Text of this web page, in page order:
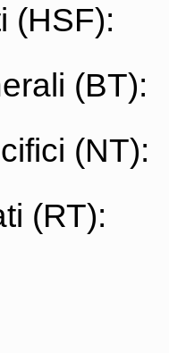
(HSF):
(BT):
(NT):
(RT):